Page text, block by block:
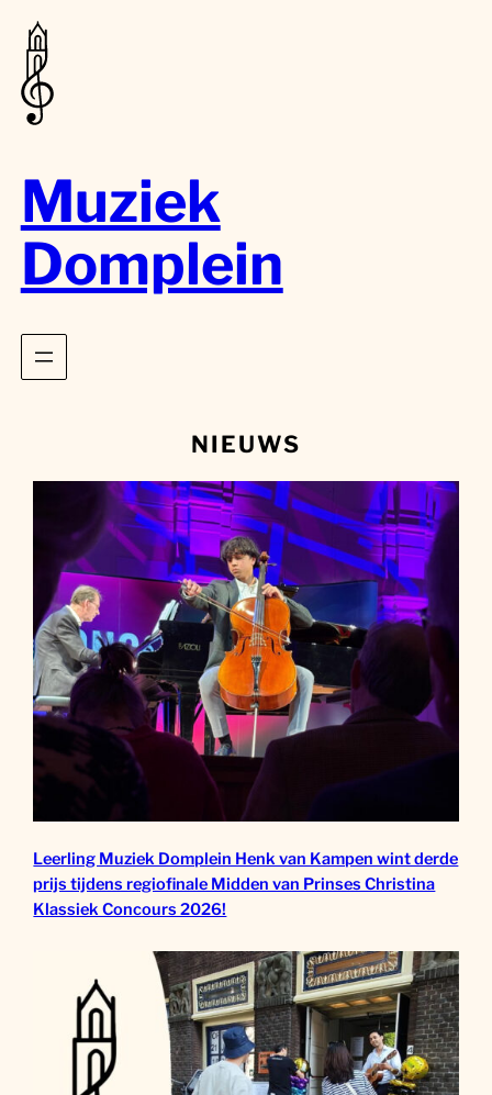
Muziek
Domplein
NIEUWS
Leerling Muziek Domplein Henk van Kampen wint derde
prijs tijdens regiofinale Midden van Prinses Christina
Klassiek Concours 2026!